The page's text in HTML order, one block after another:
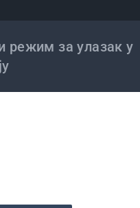
режим за улазак у